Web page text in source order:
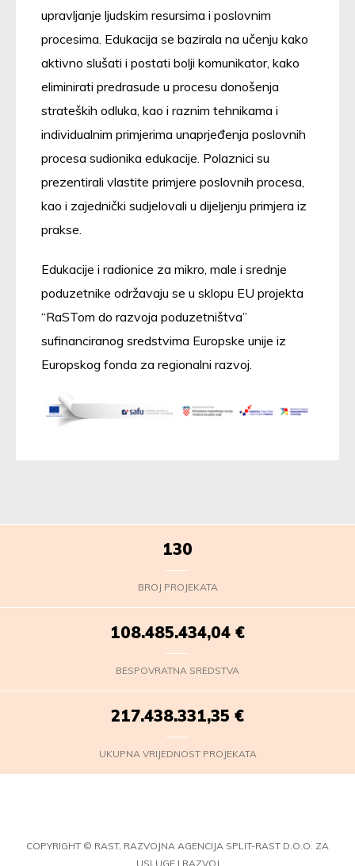
upravljanje ljudskim resursima i poslovnim
procesima. Edukacija se bazirala na učenju kako
aktivno slušati i postati bolji komunikator, kako
eliminirati predrasude u procesu donošenja
strateških odluka, kao i raznim tehnikama i
individualnim primjerima unaprjeđenja poslovnih
procesa sudionika edukacije. Polaznici su
prezentirali vlastite primjere poslovnih procesa,
kao i zajednički sudjelovali u dijeljenju primjera iz
prakse.
Edukacije i radionice za mikro, male i srednje
poduzetnike održavaju se u sklopu EU projekta
“RaSTom do razvoja poduzetništva”
sufinanciranog sredstvima Europske unije iz
Europskog fonda za regionalni razvoj.
130
BROJ PROJEKATA
108.485.435,96 €
BESPOVRATNA SREDSTVA
217.438.333,27 €
UKUPNA VRIJEDNOST PROJEKATA
COPYRIGHT © RAST, RAZVOJNA AGENCIJA SPLIT-RAST D.O.O. ZA
USLUGE I RAZVOJ